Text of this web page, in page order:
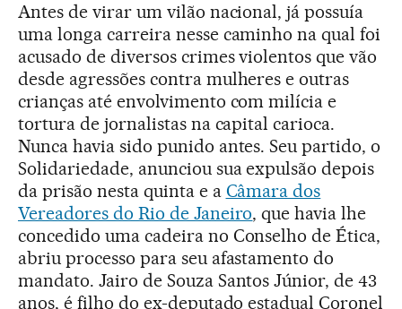
Antes de virar um vilão nacional, já possuía
uma longa carreira nesse caminho na qual foi
acusado de diversos crimes violentos que vão
desde agressões contra mulheres e outras
crianças até envolvimento com milícia e
tortura de jornalistas na capital carioca.
Nunca havia sido punido antes. Seu partido, o
Solidariedade, anunciou sua expulsão depois
da prisão nesta quinta e a Câmara dos
Vereadores do Rio de Janeiro, que havia lhe
concedido uma cadeira no Conselho de Ética,
abriu processo para seu afastamento do
mandato. Jairo de Souza Santos Júnior, de 43
anos, é filho do ex-deputado estadual Coronel